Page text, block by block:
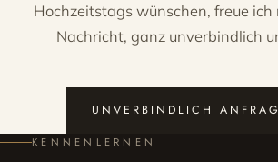
Hochzeitstags wünschen, freue ich
Nachricht, ganz unverbindlich
UNVERBINDLICH
KENNENLERNEN